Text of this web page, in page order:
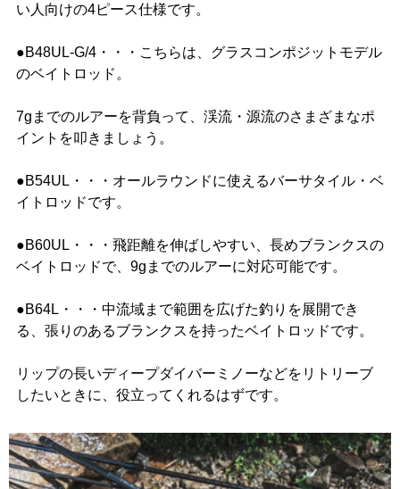
い人向けの4ピース仕様です。
●B48UL-G/4・・・こちらは、グラスコンポジットモデル
のベイトロッド。
7gまでのルアーを背負って、渓流・源流のさまざまなポ
イントを叩きましょう。
●B54UL・・・オールラウンドに使えるバーサタイル・ベ
イトロッドです。
●B60UL・・・飛距離を伸ばしやすい、長めブランクスの
ベイトロッドで、9gまでのルアーに対応可能です。
●B64L・・・中流域まで範囲を広げた釣りを展開でき
る、張りのあるブランクスを持ったベイトロッドです。
リップの長いディープダイバーミノーなどをリトリーブ
したいときに、役立ってくれるはずです。